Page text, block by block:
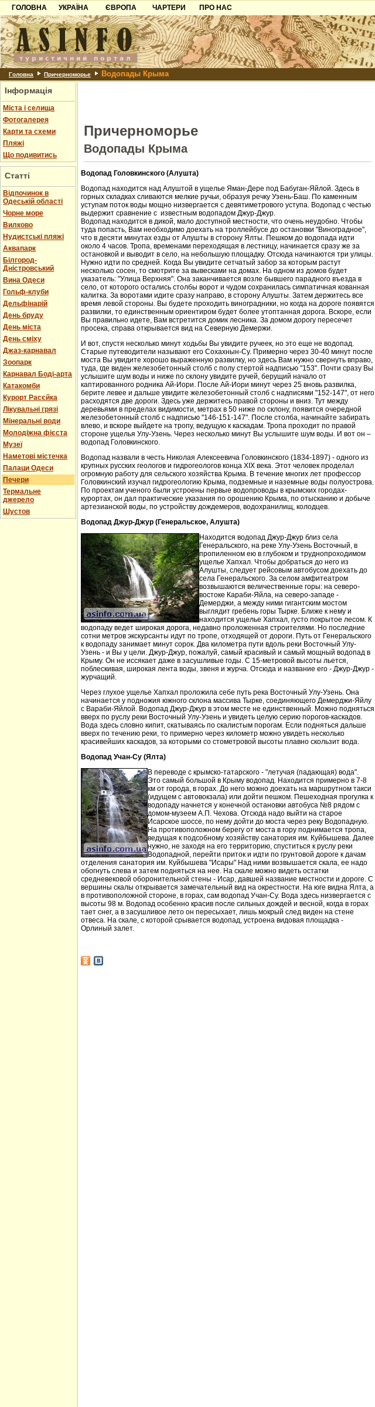
ГОЛОВНА
УКРАЇНА
Карпати
Азов
Причорноморря
Шацьк
ЄВРОПА
Чорногорія
Хорватія
Болгарія
Албанія
ЧАРТЕРИ
ПРО НАС
Контакти
Партнерам
Додати готель
Головна Причерноморье Водопады Крыма
Інформація
Міста і селища
Фотогалерея
Карти та схеми
Пляжі
Що подивитись
Статті
Відпочинок в
Одеській області
Чорне море
Вилково
Нудистські пляжі
Аквапарк
Білгород-
Дністровський
Вина Одеси
Гольф-клуби
Дельфінарій
День бруду
День міста
День сміху
Джаз-карнавал
Зоопарк
Карнавал Боді-арта
Катакомби
Курорт Расєйка
Лікувальні грязі
Мінеральні води
Молодіжна фієста
Музеї
Наметові містечка
Палаци Одеси
Печери
Термальне
джерело
Шустов
Причерноморье
Водопады Крыма
Водопад Головкинского (Алушта)
Водопад находится над Алуштой в ущелье Яман-Дере под Бабуган-Яйлой. Здесь в
горных складках сливаются мелкие ручьи, образуя речку Узень-Баш. По каменным
уступам поток воды мощно низвергается с девятиметрового уступа. Водопад с честью
выдержит сравнение с известным водопадом Джур-Джур.
Водопад находится в дикой, мало доступной местности, что очень неудобно. Чтобы
туда попасть, Вам необходимо доехать на троллейбусе до остановки "Виноградное",
что в десяти минутах езды от Алушты в сторону Ялты. Пешком до водопада идти
около 4 часов. Тропа, временами переходящая в лестницу, начинается сразу же за
остановкой и выводит в село, на небольшую площадку. Отсюда начинаются три улицы.
Нужно идти по средней. Когда Вы увидите сетчатый забор за которым растут
несколько сосен, то смотрите за вывесками на домах. На одном из домов будет
указатель: "Улица Верхняя". Она заканчивается возле бывшего парадного въезда в
село, от которого остались столбы ворот и чудом сохранилась симпатичная кованная
калитка. За воротами идите сразу направо, в сторону Алушты. Затем держитесь все
время левой стороны. Вы будете проходить виноградники, но когда на дороге появятся
развилки, то единственным ориентиром будет более утоптанная дорога. Вскоре, если
Вы правильно идете, Вам встретится домик лесника. За домом дорогу пересечет
просека, справа открывается вид на Северную Демержи.
И вот, спустя несколько минут ходьбы Вы увидите ручеек, но это еще не водопад.
Старые путеводители называют его Сохахнын-Су. Примерно через 30-40 минут после
моста Вы увидите хорошо выраженную развилку, но здесь Вам нужно свернуть вправо,
туда, где виден железобетонный столб с полу стертой надписью "153". Почти сразу Вы
услышите шум воды и ниже по склону увидите ручей, берущий начало от
каптированного родника Ай-Иори. После Ай-Иори минут через 25 вновь развилка,
берите левее и дальше увидите железобетонный столб с надписями "152-147", от него
расходятся две дороги. Здесь уже держитесь правой стороны и вниз. Тут между
деревьями в пределах видимости, метрах в 50 ниже по склону, появится очередной
железобетонный столб с надписью "146-151-147". После столба, начинайте забирать
влево, и вскоре выйдете на тропу, ведущую к каскадам. Тропа проходит по правой
стороне ущелья Улу-Узень. Через несколько минут Вы услышите шум воды. И вот он –
водопад Головкинского.
Водопад назвали в честь Николая Алексеевича Головкинского (1834-1897) - одного из
крупных русских геологов и гидрогеологов конца XIX века. Этот человек проделал
огромную работу для сельского хозяйства Крыма. В течение многих лет профессор
Головкинский изучал гидрогеологию Крыма, подземные и наземные воды полуострова.
По проектам ученого были устроены первые водопроводы в крымских городах-
курортах, он дал практические указания по орошению Крыма, по отысканию и добыче
артезианской воды, по устройству дождемеров, водохранилищ, колодцев.
Водопад Джур-Джур (Генеральское, Алушта)
Находится водопад Джур-Джур близ села
Генеральского, на реке Улу-Узень Восточный, в
пропиленном ею в глубоком и труднопроходимом
ущелье Хапхал. Чтобы добраться до него из
Алушты, следует рейсовым автобусом доехать до
села Генеральского. За селом амфитеатром
возвышаются величественные горы: на северо-
востоке Караби-Яйла, на северо-западе -
Демерджи, а между ними гигантским мостом
выглядит гребень горы Тырке. Ближе к нему и
находится ущелье Хапхал, густо покрытое лесом. К
водопаду ведет широкая дорога, недавно проложенная строителями. Но последние
сотни метров экскурсанты идут по тропе, отходящей от дороги. Путь от Генеральского
к водопаду занимает минут сорок. Два километра пути вдоль реки Восточный Улу-
Узень - и Вы у цели. Джур-Джур, пожалуй, самый красивый и самый мощный водопад в
Крыму. Он не иссякает даже в засушливые годы. С 15-метровой высоты льется,
поблескивая, широкая лента воды, звеня и журча. Отсюда и название его - Джур-Джур -
журчащий.
Через глухое ущелье Хапхал проложила себе путь река Восточный Улу-Узень. Она
начинается у подножия южного склона массива Тырке, соединяющего Демерджи-Яйлу
с Вараби-Яйлой. Водопад Джур-Джур в этом месте не единственный. Можно подняться
вверх по руслу реки Восточный Улу-Узень и увидеть целую серию порогов-каскадов.
Вода здесь словно кипит, скатываясь по скалистым порогам. Если подняться дальше
вверх по течению реки, то примерно через километр можно увидеть несколько
красивейших каскадов, за которыми со стометровой высоты плавно скользит вода.
Водопад Учан-Су (Ялта)
В переводе с крымско-татарского - "летучая (падающая) вода".
Это самый большой в Крыму водопад. Находится примерно в 7-8
км от города, в горах. До него можно доехать на маршрутном такси
(идущем с автовокзала) или дойти пешком. Пешеходная прогулка к
водопаду начнется у конечной остановки автобуса №8 рядом с
домом-музеем А.П. Чехова. Отсюда надо выйти на старое
Исарское шоссе, по нему дойти до моста через реку Водопадную.
На противоположном берегу от моста в гору поднимается тропа,
ведущая к подсобному хозяйству санатория им. Куйбышева. Далее
нужно, не заходя на его территорию, спуститься к руслу реки
Водопадной, перейти приток и идти по грунтовой дороге к дачам
отделения санатория им. Куйбышева "Исары" Над ними возвышается скала, ее надо
обогнуть слева и затем подняться на нее. На скале можно видеть остатки
средневековой оборонительной стены - Исар, давшей название местности и дороге. С
вершины скалы открывается замечательный вид на окрестности. На юге видна Ялта, а
в противоположной стороне, в горах, сам водопад Учан-Су. Вода здесь низвергается с
высоты 98 м. Водопад особенно красив после сильных дождей и весной, когда в горах
тает снег, а в засушливое лето он пересыхает, лишь мокрый след виден на стене
отвеса. На скале, с которой срывается водопад, устроена видовая площадка -
Орлиный залет.